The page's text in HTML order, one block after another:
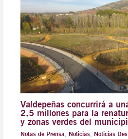
Valdepeñas concurrirá a
2,5 millones para la
y zonas verdes del
Notas de Prensa Noticias, Noticias